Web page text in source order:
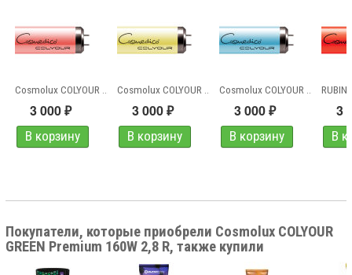
3 000 ₽ 3 000 ₽ 3 000 ₽ 3
Покупатели, которые приобрели Cosmolux COLYOUR
GREEN Premium 160W 2,8 R, также купили